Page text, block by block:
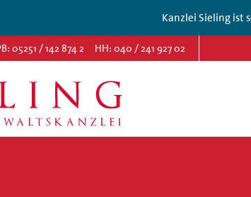
Kanzlei Sieling ist
05251 / 142 874 2 HH: 040 / 241 927 02